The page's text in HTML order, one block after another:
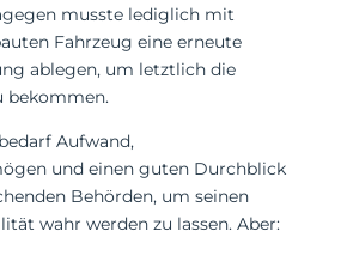
musste lediglich mit
Fahrzeug eine erneute
ablegen, um letztlich die
bekommen.
Aufwand,
und einen guten Durchblick
Behörden, um seinen
wahr werden zu lassen. Aber: